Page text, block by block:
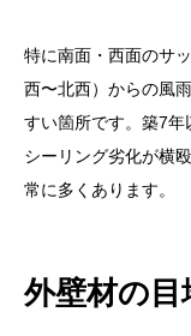
特に南面・西面のサ
西〜北西）からの風
すい箇所です。築7
シーリング劣化が横
常に多くあります。
外壁材の目